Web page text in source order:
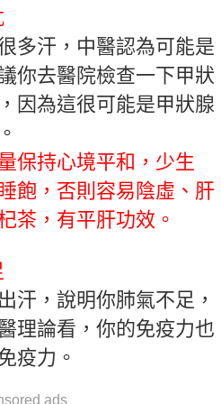
汗，中醫認為可能是
你去醫院檢查一下甲狀
因為這很可能是甲狀腺
保持心境平和，少生
飽，否則容易陰虛、肝
茶，有平肝功效。
，說明你肺氣不足，
理論看，你的免疫力也
疫力。
ads